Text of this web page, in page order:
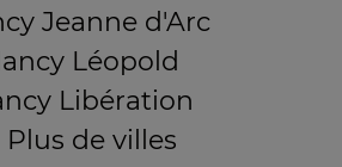
Jeanne d'Arc
Léopold
Libération
Plus de villes